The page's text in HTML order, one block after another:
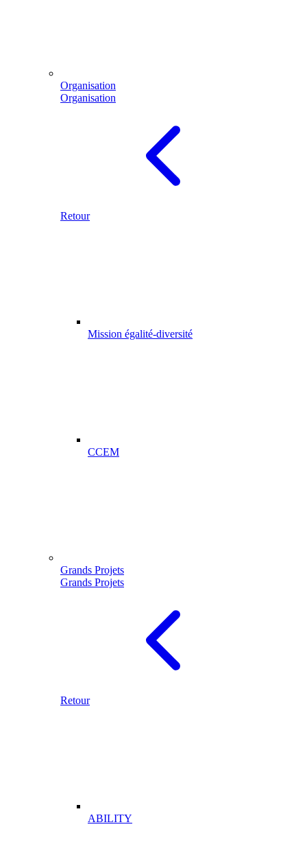
Organisation
Organisation
Retour
Mission égalité-diversité
CCEM
Grands Projets
Grands Projets
Retour
ABILITY